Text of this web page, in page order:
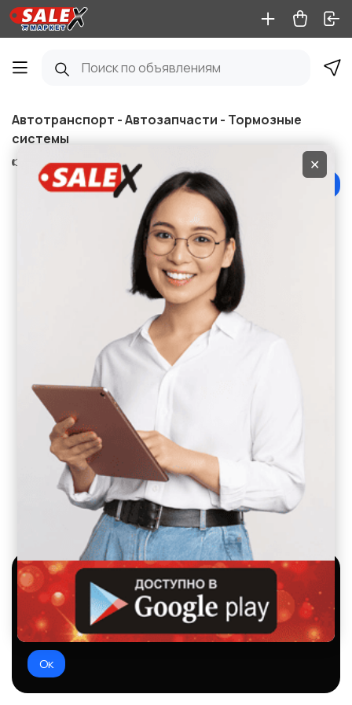
Автотранспорт - Автозапчасти - Тормозные
системы
👉 Сохранить поиск
Используем куки и рекомендательные
технологии
Это чтобы сайт работал лучше. Оставаясь с нами, вы
соглашаетесь на использование файлов куки.
Ок
✕